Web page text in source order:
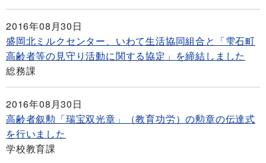
2016年08月30日
盛岡北ミルクセンター、いわて生活協同組合と「雫石町
高齢者等の見守り活動に関する協定」を締結しました
総務課
2016年08月30日
高齢者叙勲「瑞宝双光章」（教育功労）の勲章の伝達式
を行いました
学校教育課